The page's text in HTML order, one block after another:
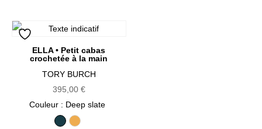
ELLA • Petit cabas
crochetée à la main
TORY BURCH
395,00 €
Couleur : Deep slate